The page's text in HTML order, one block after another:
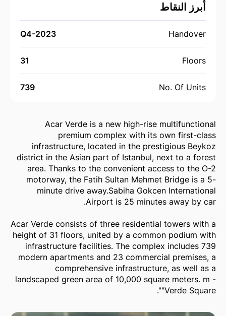
أبرز النقاط
Handover
Q4-2023
Floors
31
No. Of Units
739
Acar Verde is a new high-rise multifunctional
premium complex with its own first-class
infrastructure, located in the prestigious Beykoz
district in the Asian part of Istanbul, next to a forest
area. Thanks to the convenient access to the O-2
motorway, the Fatih Sultan Mehmet Bridge is a 5-
minute drive away.Sabiha Gokcen International
Airport is 25 minutes away by car.
Acar Verde consists of three residential towers with a
height of 31 floors, united by a common podium with
infrastructure facilities. The complex includes 739
modern apartments and 23 commercial premises, a
comprehensive infrastructure, as well as a
landscaped green area of 10,000 square meters. m -
"Verde Square".